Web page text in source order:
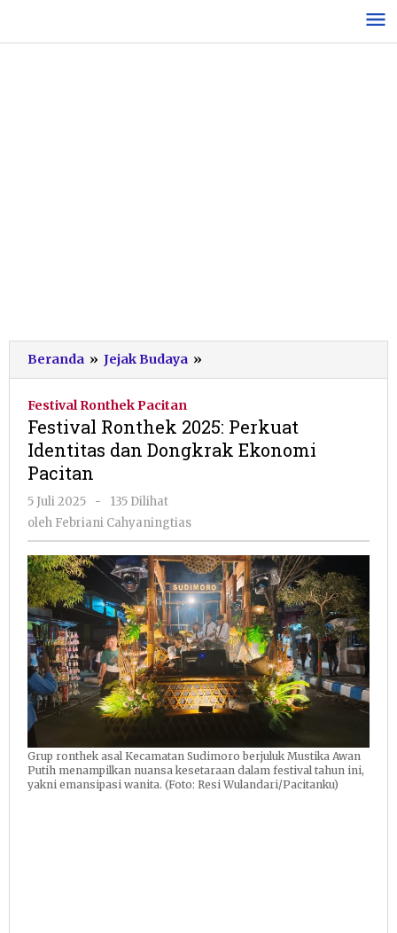
konten
Beranda » Jejak Budaya »
Ronthek
Identitas
dan
Festival Ronthek Pacitan
Festival Ronthek 2025: Perkuat
Identitas dan Dongkrak Ekonomi
Pacitan
5 Juli 2025
oleh
Febriani
Cahyaningtias
-
135 Dilihat
oleh Febriani Cahyaningtias
Grup ronthek asal Kecamatan Sudimoro berjuluk Mustika Awan
Putih menampilkan nuansa kesetaraan dalam festival tahun ini,
yakni emansipasi wanita. (Foto: Resi Wulandari/Pacitanku)